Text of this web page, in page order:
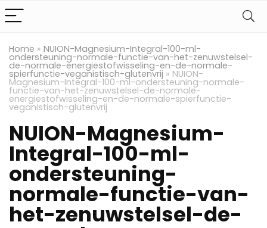
Home » NUION-Magnesium-Integral-100-ml-
ondersteuning-normale-functie-van-het-zenuwstelsel-
de-normale-energiestofwisseling-en-de-normale-
spierfunctie-veganistisch-glutenvrij » NUION-
Magnesium-Integral-100-ml-ondersteuning-normale-
functie-van-het-zenuwstelsel-de-normale-
energiestofwisseling-en-de-normale-spierfunctie-
veganistisch-glutenvrij
NUION-Magnesium-
Integral-100-ml-
ondersteuning-
normale-functie-van-
het-zenuwstelsel-de-